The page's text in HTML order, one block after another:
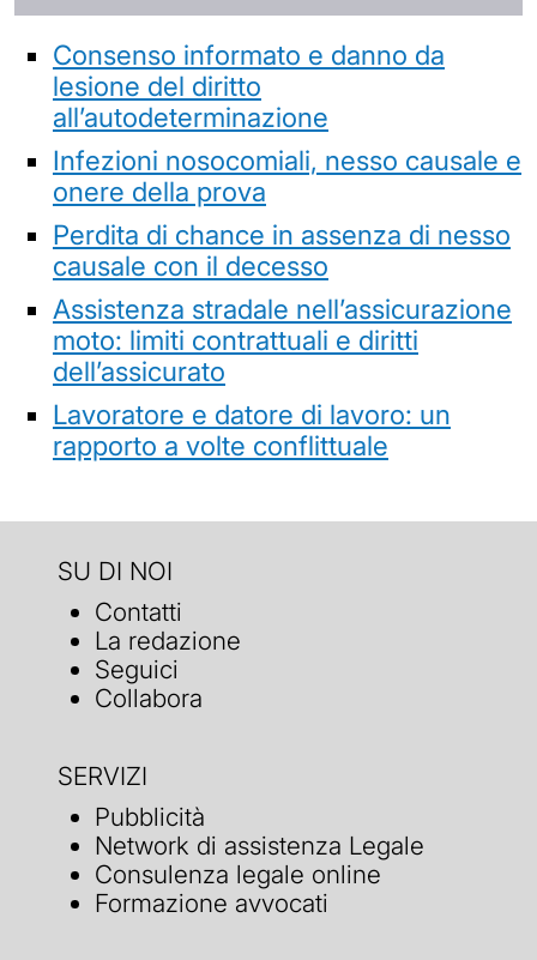
Consenso informato e danno da
lesione del diritto
all’autodeterminazione
Infezioni nosocomiali, nesso causale e
onere della prova
Perdita di chance in assenza di nesso
causale con il decesso
Assistenza stradale nell’assicurazione
moto: limiti contrattuali e diritti
dell’assicurato
Lavoratore e datore di lavoro: un
rapporto a volte conflittuale
SU DI NOI
Contatti
La redazione
Seguici
Collabora
SERVIZI
Pubblicità
Network di assistenza Legale
Consulenza legale online
Formazione avvocati